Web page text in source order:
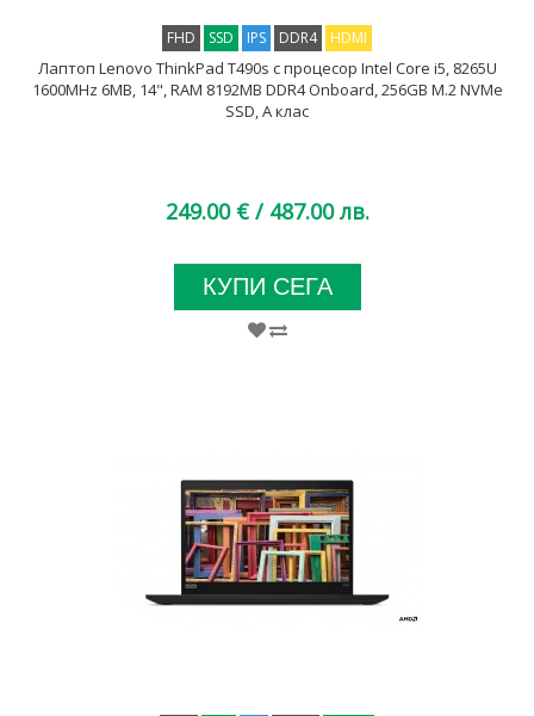
FHD SSD IPS DDR4 HDMI
Лаптоп Lenovo ThinkPad T490s с процесор Intel Core i5, 8265U
1600MHz 6MB, 14", RAM 8192MB DDR4 Onboard, 256GB M.2 NVMe
SSD, A клас
249.00 € / 487.00 лв.
КУПИ СЕГА